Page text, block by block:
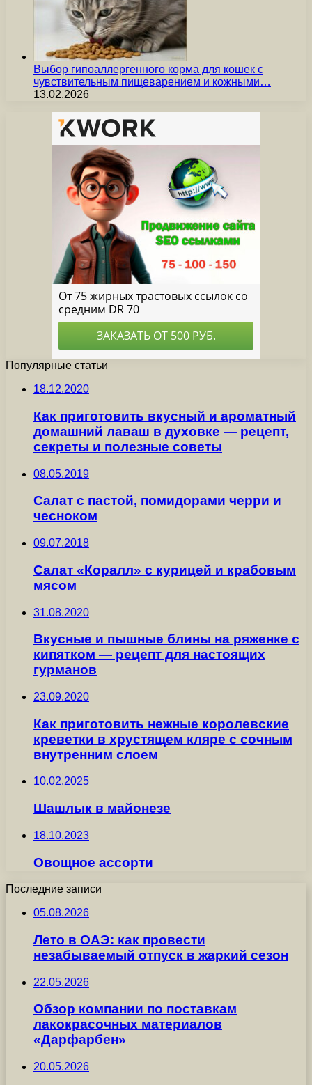
Выбор гипоаллергенного корма для кошек с
чувствительным пищеварением и кожными…
13.02.2026
Популярные статьи
18.12.2020
Как приготовить вкусный и ароматный
домашний лаваш в духовке — рецепт,
секреты и полезные советы
08.05.2019
Салат с пастой, помидорами черри и
чесноком
09.07.2018
Салат «Коралл» с курицей и крабовым
мясом
31.08.2020
Вкусные и пышные блины на ряженке с
кипятком — рецепт для настоящих
гурманов
23.09.2020
Как приготовить нежные королевские
креветки в хрустящем кляре с сочным
внутренним слоем
10.02.2025
Шашлык в майонезе
18.10.2023
Овощное ассорти
Последние записи
05.08.2026
Лето в ОАЭ: как провести
незабываемый отпуск в жаркий сезон
22.05.2026
Обзор компании по поставкам
лакокрасочных материалов
«Дарфарбен»
20.05.2026